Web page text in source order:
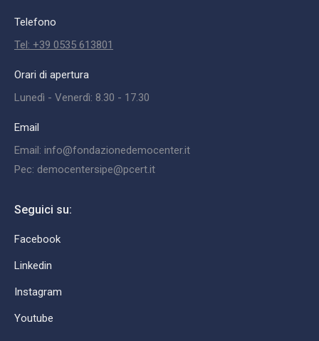
Telefono
Tel: +39 0535 613801
Orari di apertura
Lunedì - Venerdì: 8.30 - 17.30
Email
Email: info@fondazionedemocenter.it
Pec: democentersipe@pcert.it
Seguici su:
Facebook
Linkedin
Instagram
Youtube